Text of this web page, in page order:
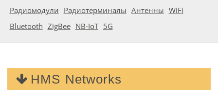
Радиомодули Радиотерминалы Антенны WiFi
Bluetooth ZigBee NB-IoT 5G
HMS Networks